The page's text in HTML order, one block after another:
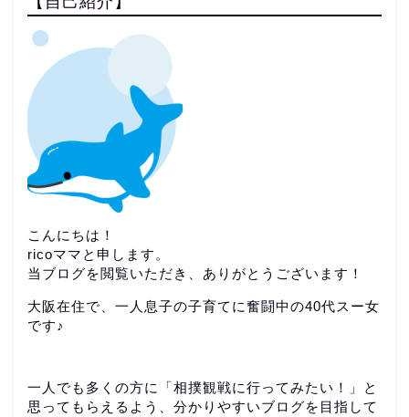
こんにちは！
ricoママと申します。
当ブログを閲覧いただき、ありがとうございます！
大阪在住で、一人息子の子育てに奮闘中の40代スー女
です♪
一人でも多くの方に「相撲観戦に行ってみたい！」と
思ってもらえるよう、分かりやすいブログを目指して